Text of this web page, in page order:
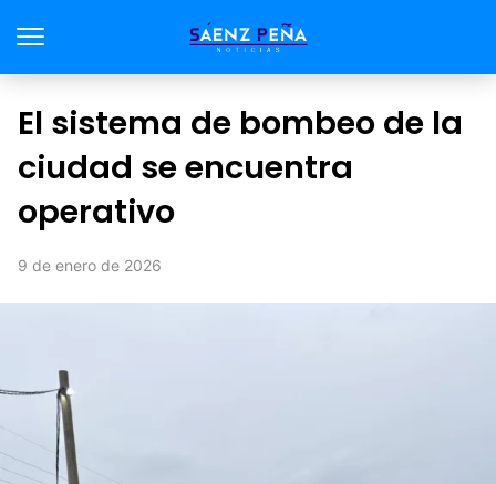
El sistema de bombeo de la
ciudad se encuentra
operativo
9 de enero de 2026